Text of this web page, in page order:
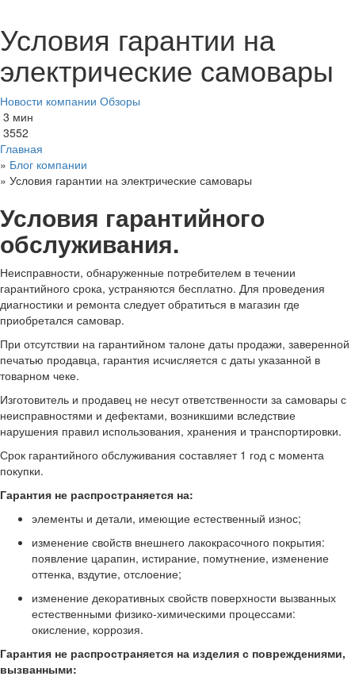
Условия гарантии на
электрические самовары
Новости компании Обзоры
3 мин
3552
Главная
» Блог компании
» Условия гарантии на электрические самовары
Условия гарантийного
обслуживания.
Неисправности, обнаруженные потребителем в течении
гарантийного срока, устраняются бесплатно. Для проведения
диагностики и ремонта следует обратиться в магазин где
приобретался самовар.
При отсутствии на гарантийном талоне даты продажи, заверенной
печатью продавца, гарантия исчисляется с даты указанной в
товарном чеке.
Изготовитель и продавец не несут ответственности за самовары с
неисправностями и дефектами, возникшими вследствие
нарушения правил использования, хранения и транспортировки.
Срок гарантийного обслуживания составляет 1 год с момента
покупки.
Гарантия не распространяется на:
элементы и детали, имеющие естественный износ;
изменение свойств внешнего лакокрасочного покрытия:
появление царапин, истирание, помутнение, изменение
оттенка, вздутие, отслоение;
изменение декоративных свойств поверхности вызванных
естественными физико-химическими процессами:
окисление, коррозия.
Гарантия не распространяется на изделия с повреждениями,
вызванными: